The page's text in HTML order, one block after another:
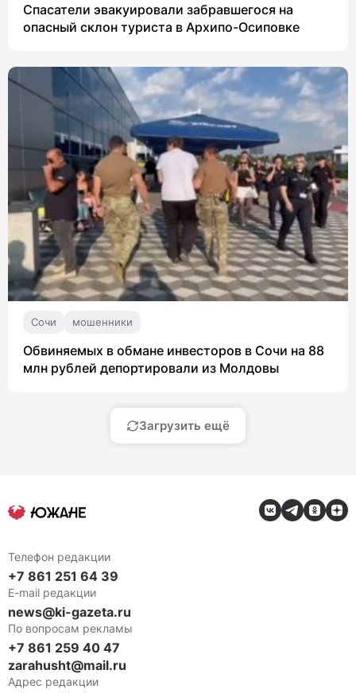
Спасатели эвакуировали забравшегося на
опасный склон туриста в Архипо-Осиповке
Сочи мошенники
Обвиняемых в обмане инвесторов в Сочи на 88
млн рублей депортировали из Молдовы
Загрузить ещё
Телефон редакции
+7 861 251 64 39
E-mail редакции
news@ki-gazeta.ru
По вопросам рекламы
+7 861 259 40 47
zarahusht@mail.ru
Адрес редакции